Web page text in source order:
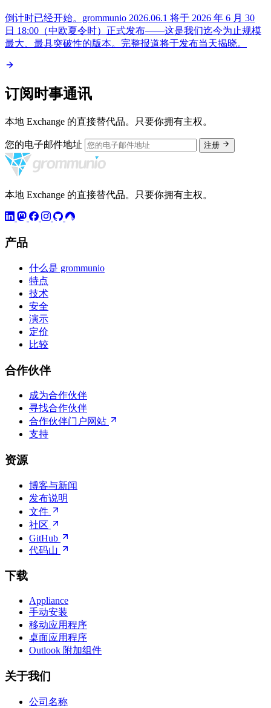
倒计时已经开始。grommunio 2026.06.1 将于 2026 年 6 月 30
日 18:00（中欧夏令时）正式发布——这是我们迄今为止规模
最大、最具突破性的版本。完整报道将于发布当天揭晓。
订阅时事通讯
本地 Exchange 的直接替代品。只要你拥有主权。
您的电子邮件地址 注册
本地 Exchange 的直接替代品。只要你拥有主权。
产品
什么是 grommunio
特点
技术
安全
演示
定价
比较
合作伙伴
成为合作伙伴
寻找合作伙伴
合作伙伴门户网站
支持
资源
博客与新闻
发布说明
文件
社区
GitHub
代码山
下载
Appliance
手动安装
移动应用程序
桌面应用程序
Outlook 附加组件
关于我们
公司名称